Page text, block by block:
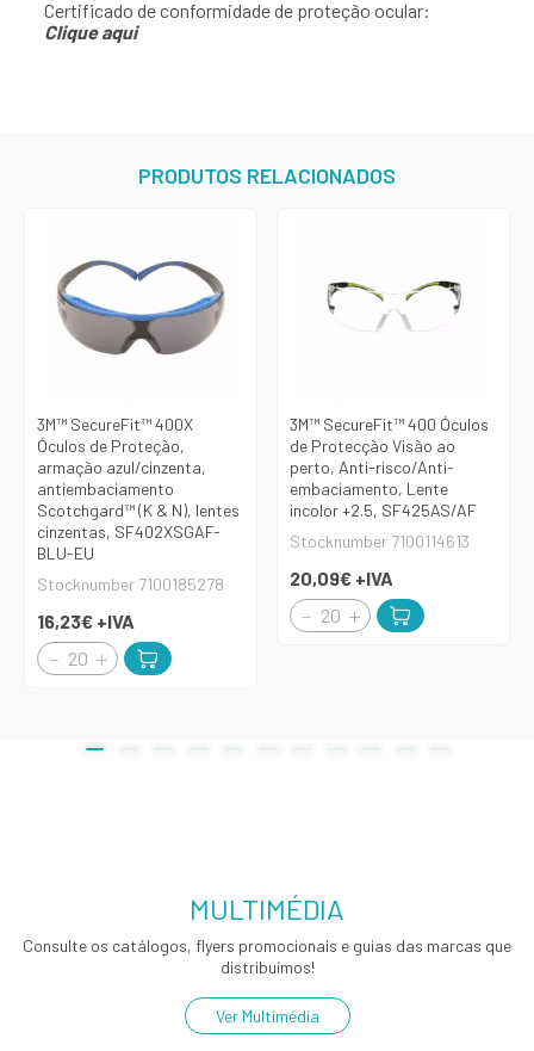
Certificado de conformidade de proteção ocular:
Clique aqui
PRODUTOS RELACIONADOS
3M™ SecureFit™ 400X
Óculos de Proteção,
armação azul/cinzenta,
antiembaciamento
Scotchgard™ (K & N), lentes
cinzentas, SF402XSGAF-
BLU-EU
Stocknumber 7100185278
16,23€ +IVA
3M™ SecureFit™ 400 Óculos
de Protecção Visão ao
perto, Anti-risco/Anti-
embaciamento, Lente
incolor +2.5, SF425AS/AF
Stocknumber 7100114613
20,09€ +IVA
MULTIMÉDIA
Consulte os catálogos, flyers promocionais e guias das marcas que
distribuímos!
Ver Multimédia